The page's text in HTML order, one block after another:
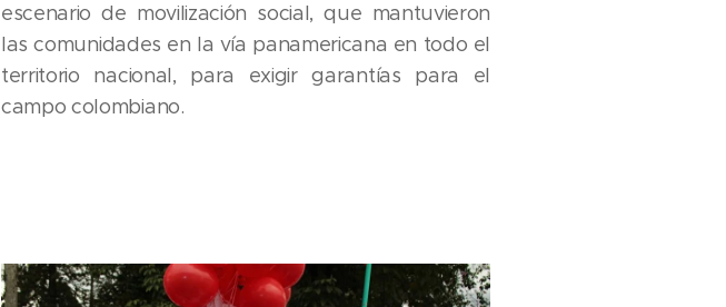
escenario de movilización social, que mantuvieron
las comunidades en la vía panamericana en todo el
territorio nacional, para exigir garantías para el
campo colombiano.